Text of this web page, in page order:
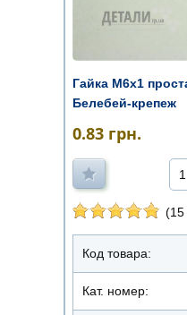
Гайка М6х1
Белебей-крепеж
0.83 грн.
1
(15
Код товара:
Кат. номер: